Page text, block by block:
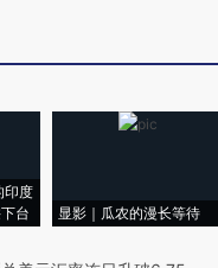
印度
台
显影｜瓜农的漫长等待